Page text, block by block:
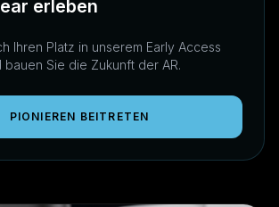
erleben
Ihren Platz in unserem Early Access
bauen Sie die Zukunft der AR.
PIONIEREN BEITRETEN